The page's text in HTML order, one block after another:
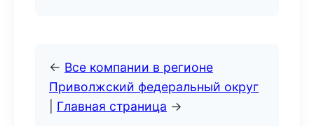
← Все компании в регионе
Приволжский федеральный округ
Главная страница →